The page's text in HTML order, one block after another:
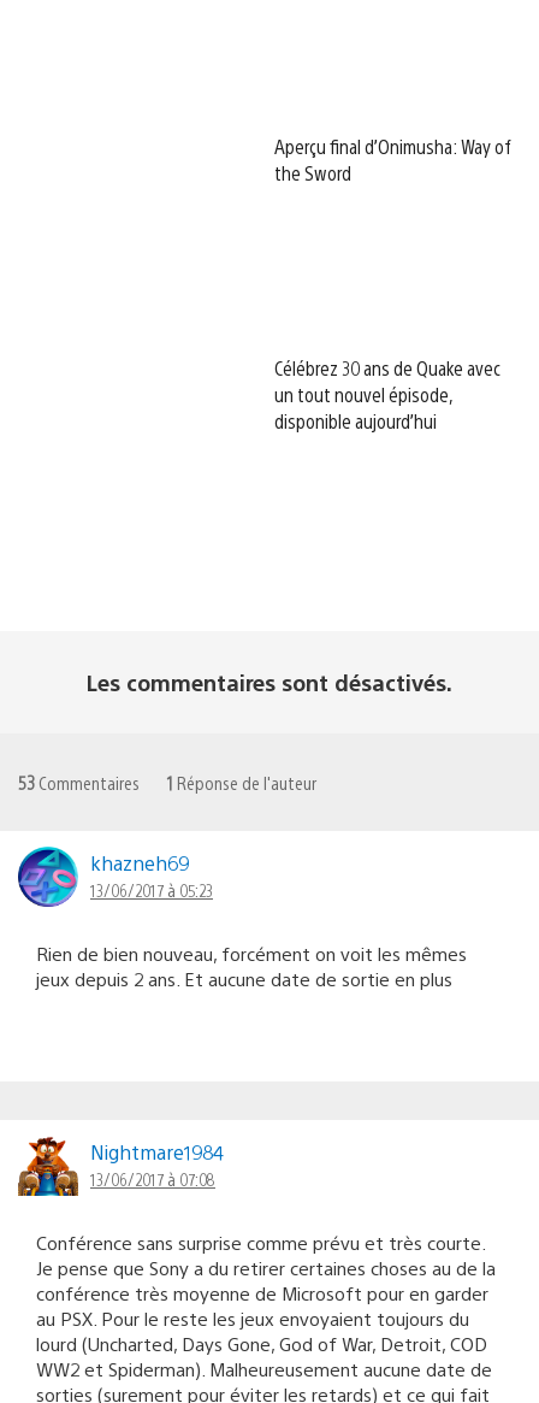
Aperçu final d’Onimusha: Way of
the Sword
Célébrez 30 ans de Quake avec
un tout nouvel épisode,
disponible aujourd’hui
Les commentaires sont désactivés.
53 Commentaires 1 Réponse de l'auteur
khazneh69
13/06/2017 à 05:23
Rien de bien nouveau, forcément on voit les mêmes
jeux depuis 2 ans. Et aucune date de sortie en plus
Nightmare1984
13/06/2017 à 07:08
Conférence sans surprise comme prévu et très courte.
Je pense que Sony a du retirer certaines choses au de la
conférence très moyenne de Microsoft pour en garder
au PSX. Pour le reste les jeux envoyaient toujours du
lourd (Uncharted, Days Gone, God of War, Detroit, COD
WW2 et Spiderman). Malheureusement aucune date de
sorties (surement pour éviter les retards) et ce qui fait